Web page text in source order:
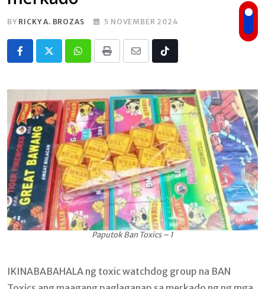
BY RICKY A. BROZAS 5 NOVEMBER 2024
Whatsapp
Print
Share
Email
Tiktok
Paputok Ban Toxics – 1
IKINABABAHALA ng toxic watchdog group na BAN